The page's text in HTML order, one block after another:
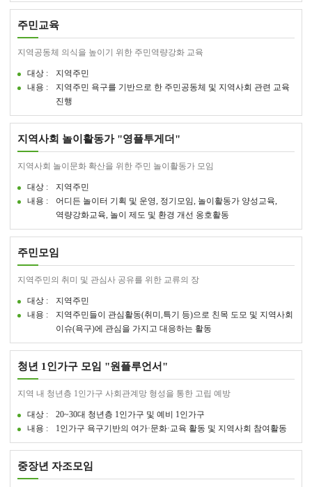
주민교육
지역공동체 의식을 높이기 위한 주민역량강화 교육
대상 :
지역주민
내용 :
지역주민 욕구를 기반으로 한 주민공동체 및 지역사회 관련 교육
진행
지역사회 놀이활동가 "영플투게더"
지역사회 놀이문화 확산을 위한 주민 놀이활동가 모임
대상 :
지역주민
내용 :
어디든 놀이터 기획 및 운영, 정기모임, 놀이활동가 양성교육,
역량강화교육, 놀이 제도 및 환경 개선 옹호활동
주민모임
지역주민의 취미 및 관심사 공유를 위한 교류의 장
대상 :
지역주민
내용 :
지역주민들이 관심활동(취미,특기 등)으로 친목 도모 및 지역사회
이슈(욕구)에 관심을 가지고 대응하는 활동
청년 1인가구 모임 "원플루언서"
지역 내 청년층 1인가구 사회관계망 형성을 통한 고립 예방
대상 :
20~30대 청년층 1인가구 및 예비 1인가구
내용 :
1인가구 욕구기반의 여가·문화·교육 활동 및 지역사회 참여활동
중장년 자조모임